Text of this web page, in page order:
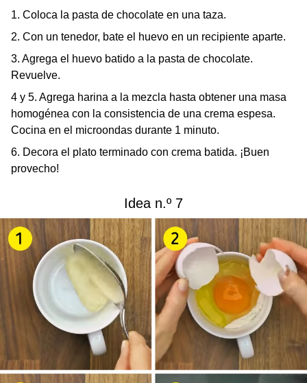
1. Coloca la pasta de chocolate en una taza.
2. Con un tenedor, bate el huevo en un recipiente aparte.
3. Agrega el huevo batido a la pasta de chocolate.
Revuelve.
4 y 5. Agrega harina a la mezcla hasta obtener una masa
homogénea con la consistencia de una crema espesa.
Cocina en el microondas durante 1 minuto.
6. Decora el plato terminado con crema batida. ¡Buen
provecho!
Idea n.º 7